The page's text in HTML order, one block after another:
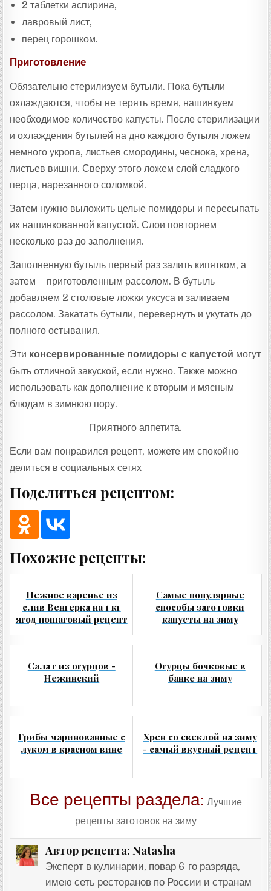
2 таблетки аспирина,
лавровый лист,
перец горошком.
Приготовление
Обязательно стерилизуем бутыли. Пока бутыли
охлаждаются, чтобы не терять время, нашинкуем
необходимое количество капусты. После стерилизации
и охлаждения бутылей на дно каждого бутыля ложем
немного укропа, листьев смородины, чеснока, хрена,
листьев вишни. Сверху этого ложем слой сладкого
перца, нарезанного соломкой.
Затем нужно выложить целые помидоры и пересыпать
их нашинкованной капустой. Слои повторяем
несколько раз до заполнения.
Заполненную бутыль первый раз залить кипятком, а
затем – приготовленным рассолом. В бутыль
добавляем 2 столовые ложки уксуса и заливаем
рассолом. Закатать бутыли, перевернуть и укутать до
полного остывания.
Эти консервированные помидоры с капустой могут
быть отличной закуской, если нужно. Также можно
использовать как дополнение к вторым и мясным
блюдам в зимнюю пору.
Приятного аппетита.
Если вам понравился рецепт, можете им спокойно
делиться в социальных сетях
Поделиться рецептом:
Похожие рецепты:
Нежное варенье из
слив Венгерка на 1 кг
ягод пошаговый рецепт
Самые популярные
способы заготовки
капусты на зиму
Салат из огурцов -
Нежинский
Огурцы бочковые в
банке на зиму
Грибы маринованные с
луком в красном вине
Хрен со свеклой на зиму
- самый вкусный рецепт
Все рецепты раздела: Лучшие
рецепты заготовок на зиму
Автор рецепта: Natasha
Эксперт в кулинарии, повар 6-го разряда,
имею сеть ресторанов по России и странам